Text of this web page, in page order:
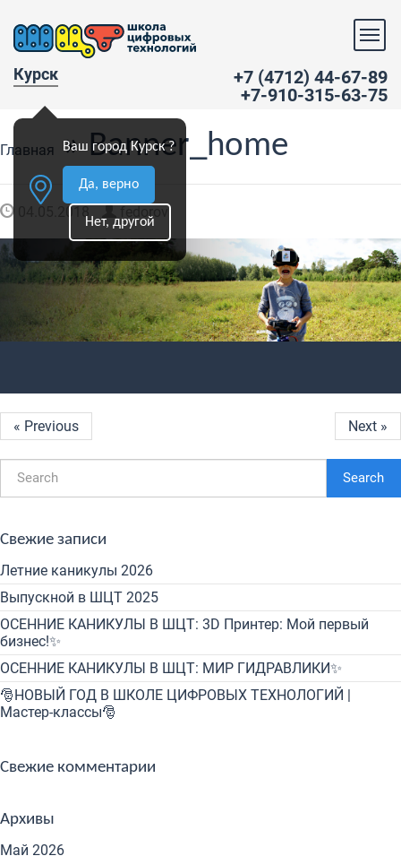
Курск
Ваш город Курск ?
Да, верно
Нет, другой
+7 (4712) 44-67-89
+7-910-315-63-75
Главная » Banner_home
04.05.2018 fedorov
« Previous Next »
Search
Свежие записи
Летние каникулы 2026
Выпускной в ШЦТ 2025
ОСЕННИЕ КАНИКУЛЫ В ШЦТ: 3D Принтер: Мой первый
бизнес!✨
ОСЕННИЕ КАНИКУЛЫ В ШЦТ: МИР ГИДРАВЛИКИ✨
🎅НОВЫЙ ГОД В ШКОЛЕ ЦИФРОВЫХ ТЕХНОЛОГИЙ |
Мастер-классы🎅
Свежие комментарии
Архивы
Май 2026